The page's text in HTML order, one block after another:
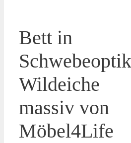
Bett in
Schwebeoptik
Wildeiche
massiv von
Möbel4Life